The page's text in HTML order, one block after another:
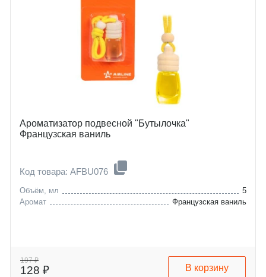
Ароматизатор подвесной "Бутылочка"
Французская ваниль
Код товара: AFBU076
Объём, мл
5
Аромат
Французская ваниль
197 ₽
128 ₽ В корзину